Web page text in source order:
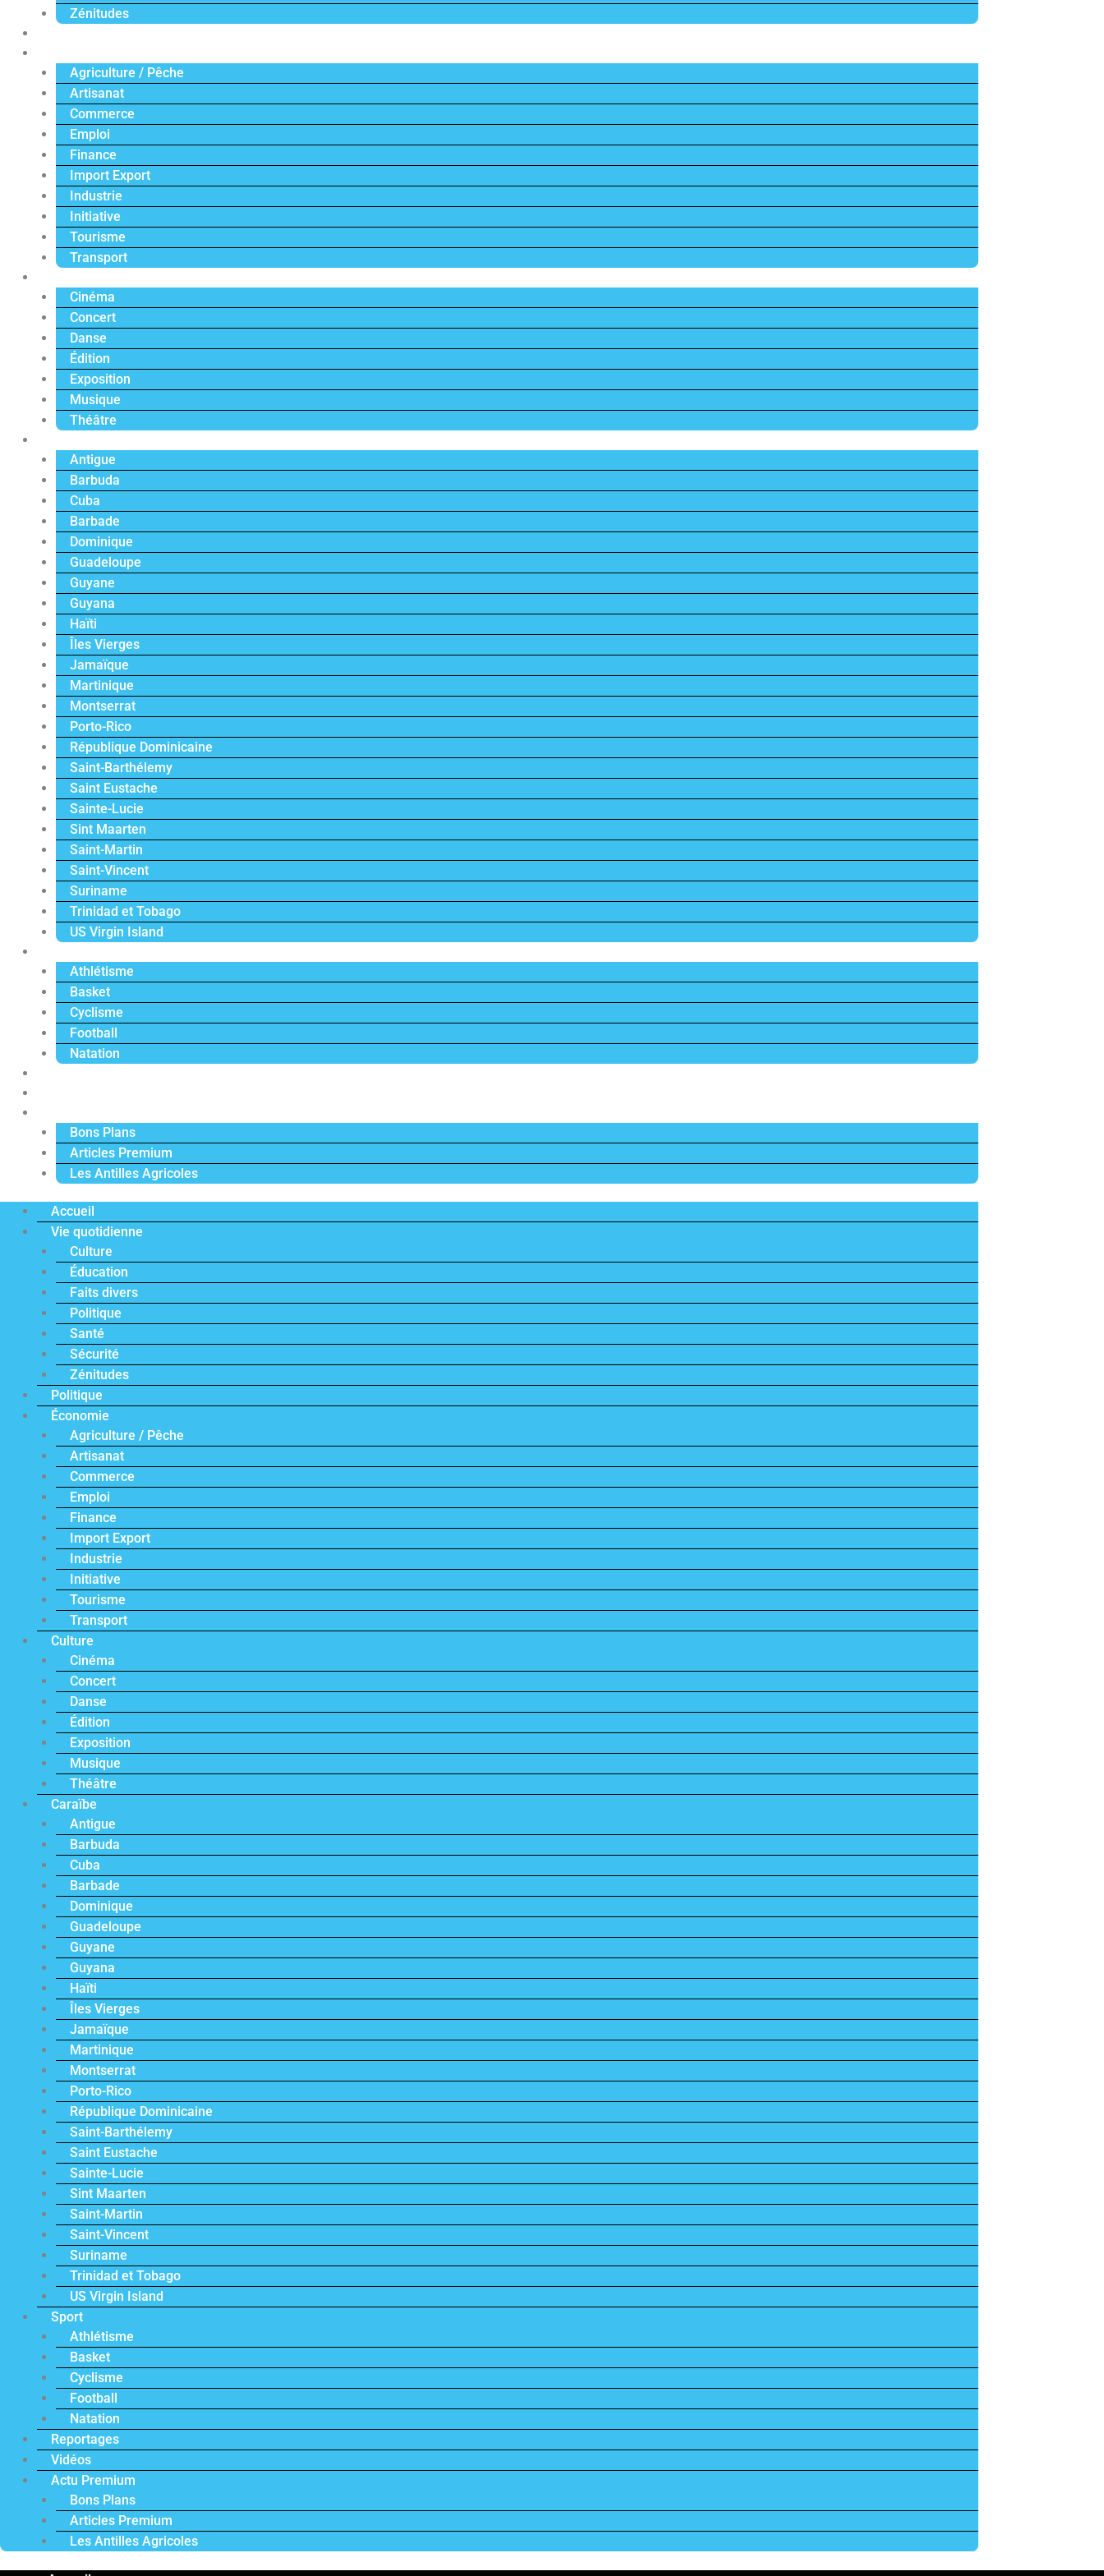
Zénitudes
Agriculture / Pêche
Artisanat
Commerce
Emploi
Finance
Import Export
Industrie
Initiative
Tourisme
Transport
Cinéma
Concert
Danse
Édition
Exposition
Musique
Théâtre
Antigue
Barbuda
Cuba
Barbade
Dominique
Guadeloupe
Guyane
Guyana
Haïti
Îles Vierges
Jamaïque
Martinique
Montserrat
Porto-Rico
République Dominicaine
Saint-Barthélemy
Saint Eustache
Sainte-Lucie
Sint Maarten
Saint-Martin
Saint-Vincent
Suriname
Trinidad et Tobago
US Virgin Island
Athlétisme
Basket
Cyclisme
Football
Natation
Bons Plans
Articles Premium
Les Antilles Agricoles
Accueil
Vie quotidienne
Culture
Éducation
Faits divers
Politique
Santé
Sécurité
Zénitudes
Politique
Économie
Agriculture / Pêche
Artisanat
Commerce
Emploi
Finance
Import Export
Industrie
Initiative
Tourisme
Transport
Culture
Cinéma
Concert
Danse
Édition
Exposition
Musique
Théâtre
Caraïbe
Antigue
Barbuda
Cuba
Barbade
Dominique
Guadeloupe
Guyane
Guyana
Haïti
Îles Vierges
Jamaïque
Martinique
Montserrat
Porto-Rico
République Dominicaine
Saint-Barthélemy
Saint Eustache
Sainte-Lucie
Sint Maarten
Saint-Martin
Saint-Vincent
Suriname
Trinidad et Tobago
US Virgin Island
Sport
Athlétisme
Basket
Cyclisme
Football
Natation
Reportages
Vidéos
Actu Premium
Bons Plans
Articles Premium
Les Antilles Agricoles